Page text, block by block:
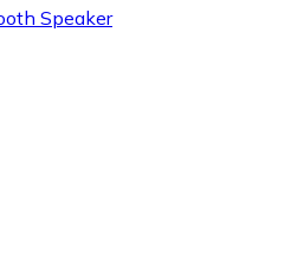
Speaker